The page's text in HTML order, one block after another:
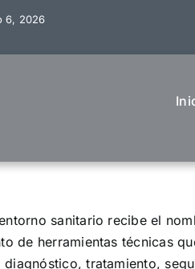
6, 2026
sanitario recibe el
de herramientas técnicas
tratamiento,